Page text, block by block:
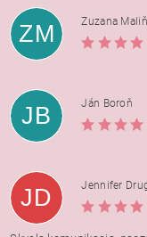
ZM
Zuzana
JB
Ján Boroň
JD
Jennifer